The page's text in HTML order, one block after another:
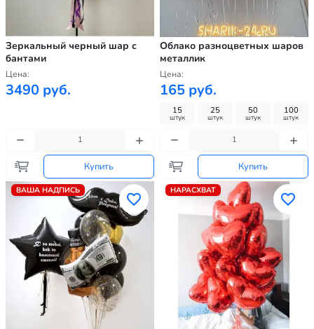
Зеркальный черный шар с
бантами
Цена:
3490 руб.
Купить
Облако разноцветных шаров
металлик
Цена:
165 руб.
15
штук
25
штук
50
штук
100
штук
Купить
ВАША НАДПИСЬ НАРАСХВАТ